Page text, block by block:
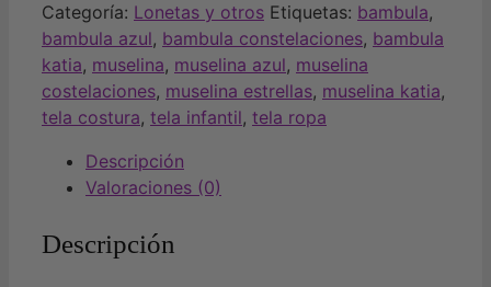
Categoría: Lonetas y otros Etiquetas: bambula,
bambula azul, bambula constelaciones, bambula
katia, muselina, muselina azul, muselina
costelaciones, muselina estrellas, muselina katia,
tela costura, tela infantil, tela ropa
Descripción
Valoraciones (0)
Descripción